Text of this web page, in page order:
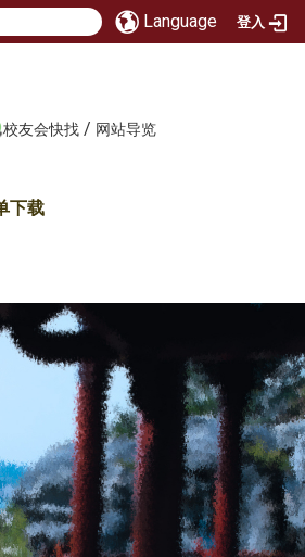
Language 登入
校友会快找 / 网站导览
下载